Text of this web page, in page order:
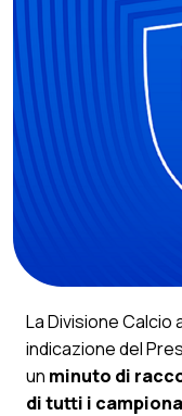
La Divisione Calcio
indicazione del
un minuto di
di tutti i